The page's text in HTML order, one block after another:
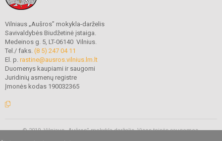
Vilniaus „Aušros” mokykla-darželis
Savivaldybės Biudžetinė įstaiga.
Medeinos g. 5, LT-06140 Vilnius.
Tel./ faks. (8 5) 247 04 11
El. p. rastine@ausros.vilnius.lm.lt
Duomenys kaupiami ir saugomi
Juridinių asmenų registre
Įmonės kodas 190032365
© 2019. Vilniaus „Aušros” mokykla-darželis. Visos teisės saugomos.